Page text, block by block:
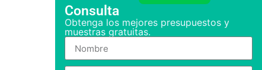
Consulta
Obtenga los mejores presupuestos y
muestras gratuitas.